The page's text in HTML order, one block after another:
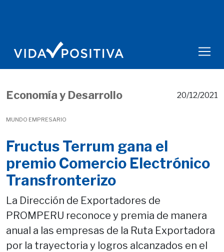
Economía y Desarrollo
MUNDO EMPRESARIO
20/12/2021
Fructus Terrum gana el
premio Comercio Electrónico
Transfronterizo
La Dirección de Exportadores de
PROMPERU reconoce y premia de manera
anual a las empresas de la Ruta Exportadora
por la trayectoria y logros alcanzados en el